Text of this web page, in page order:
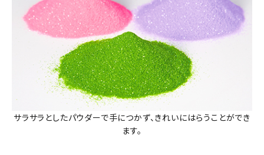
サラサラとしたパウダーで手につかず、きれいにはらうことができ
ます。